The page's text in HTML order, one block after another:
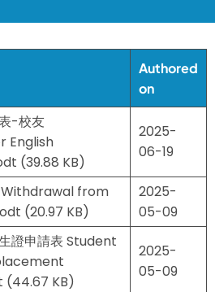
Authored
on
-校友
English
(39.88 KB)
2025-
06-19
Withdrawal from
(20.97 KB)
2025-
05-09
證申請表 Student
(44.67 KB)
2025-
05-09